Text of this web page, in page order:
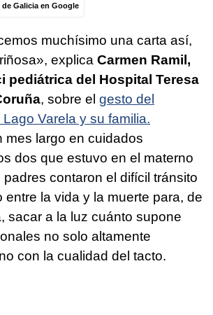
de Galicia en Google
muchísimo una carta así,
explica Carmen Ramil,
pediátrica del Hospital Teresa
, sobre el gesto del
Varela y su familia.
mes largo en cuidados
dos que estuvo en el materno
contaron el difícil tránsito
entre la vida y la muerte para, de
sacar a la luz cuánto supone
no solo altamente
con la cualidad del tacto.